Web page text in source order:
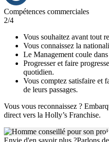
Compétences commerciales
2/4
Vous souhaitez avant tout
Vous connaissez la
Le Management coule
Progresser et faire
quotidien.
Vous comptez satisfaire et
de leurs passages.
Vous vous reconnaissez ?
direct vers la Holly’s Franchise.
Envie d'en savoir plus ?Parlons